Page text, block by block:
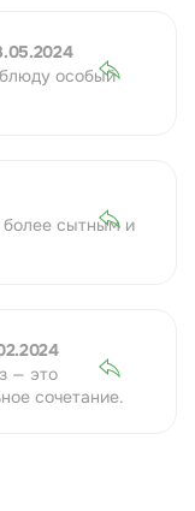
особый
сытным и
— это
сочетание.